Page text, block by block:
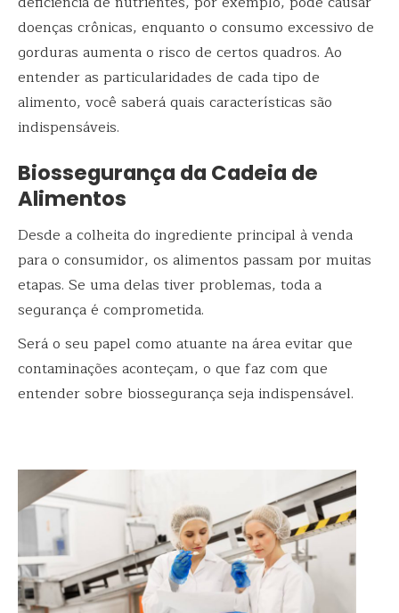
doenças crônicas, enquanto o consumo excessivo de
gorduras aumenta o risco de certos quadros. Ao
entender as particularidades de cada tipo de
alimento, você saberá quais características são
indispensáveis.
Biossegurança da Cadeia de
Alimentos
Desde a colheita do ingrediente principal à venda
para o consumidor, os alimentos passam por muitas
etapas. Se uma delas tiver problemas, toda a
segurança é comprometida.
Será o seu papel como atuante na área evitar que
contaminações aconteçam, o que faz com que
entender sobre biossegurança seja indispensável.